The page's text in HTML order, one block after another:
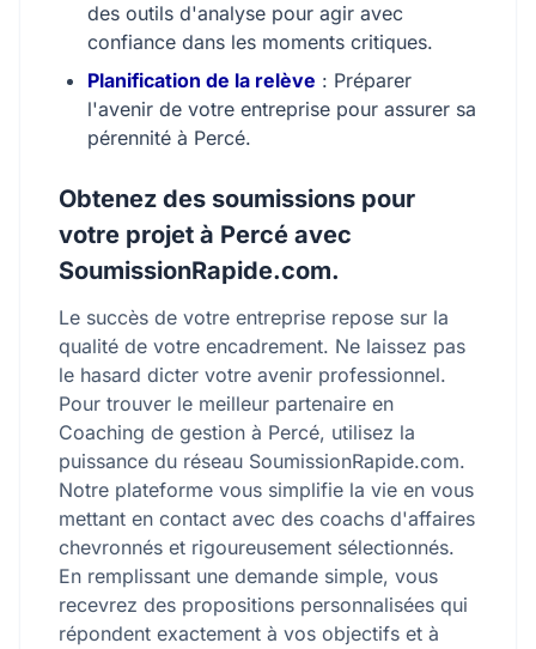
des outils d'analyse pour agir avec
confiance dans les moments critiques.
Planification de la relève : Préparer
l'avenir de votre entreprise pour assurer sa
pérennité à Percé.
Obtenez des soumissions pour
votre projet à Percé avec
SoumissionRapide.com.
Le succès de votre entreprise repose sur la
qualité de votre encadrement. Ne laissez pas
le hasard dicter votre avenir professionnel.
Pour trouver le meilleur partenaire en
Coaching de gestion à Percé, utilisez la
puissance du réseau SoumissionRapide.com.
Notre plateforme vous simplifie la vie en vous
mettant en contact avec des coachs d'affaires
chevronnés et rigoureusement sélectionnés.
En remplissant une demande simple, vous
recevrez des propositions personnalisées qui
répondent exactement à vos objectifs et à